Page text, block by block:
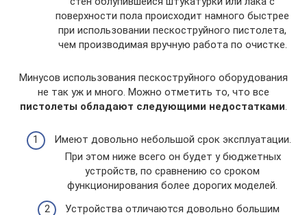
поверхности пола происходит намного быстрее
при использовании пескоструйного пистолета,
чем производимая вручную работа по очистке.
Минусов использования пескоструйного оборудования
не так уж и много. Можно отметить то, что все
пистолеты обладают следующими недостатками.
Имеют довольно небольшой срок эксплуатации.
При этом ниже всего он будет у бюджетных
устройств, по сравнению со сроком
функционирования более дорогих моделей.
Устройства отличаются довольно большим